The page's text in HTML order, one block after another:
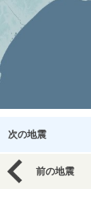
次の地震
前の地震